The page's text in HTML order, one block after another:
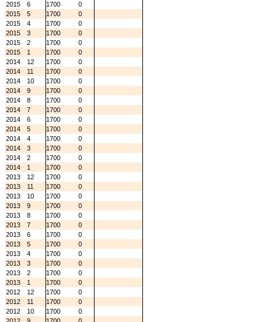
2015
6 1700
0
2015
5 1700
0
2015
4 1700
0
2015
3 1700
0
2015
2 1700
0
2015
1 1700
0
2014
12 1700
0
2014
11 1700
0
2014
10 1700
0
2014
9 1700
0
2014
8 1700
0
2014
7 1700
0
2014
6 1700
0
2014
5 1700
0
2014
4 1700
0
2014
3 1700
0
2014
2 1700
0
2014
1 1700
0
2013
12 1700
0
2013
11 1700
0
2013
10 1700
0
2013
9 1700
0
2013
8 1700
0
2013
7 1700
0
2013
6 1700
0
2013
5 1700
0
2013
4 1700
0
2013
3 1700
0
2013
2 1700
0
2013
1 1700
0
2012
12 1700
0
2012
11 1700
0
2012
10 1700
0